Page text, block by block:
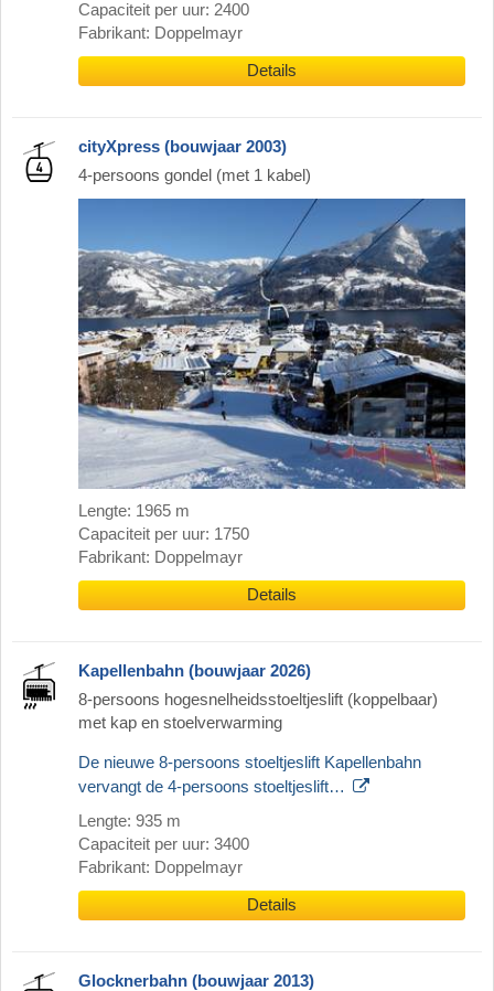
Capaciteit per uur: 2400
Fabrikant: Doppelmayr
Details
cityXpress (bouwjaar 2003)
4-persoons gondel (met 1 kabel)
Lengte: 1965 m
Capaciteit per uur: 1750
Fabrikant: Doppelmayr
Details
Kapellenbahn (bouwjaar 2026)
8-persoons hogesnelheidsstoeltjeslift (koppelbaar)
met kap en stoelverwarming
De nieuwe 8-persoons stoeltjeslift Kapellenbahn
vervangt de 4-persoons stoeltjeslift…
Lengte: 935 m
Capaciteit per uur: 3400
Fabrikant: Doppelmayr
Details
Glocknerbahn (bouwjaar 2013)